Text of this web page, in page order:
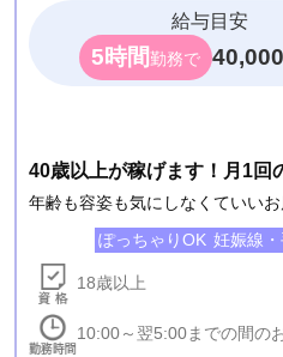
給与目安
5時間勤務で
40歳以上が稼げます！月1回
年齢も容姿も気にしなくていい
ぽっちゃりOK 妊娠線
18歳以上
10:00～翌5:00までの間の